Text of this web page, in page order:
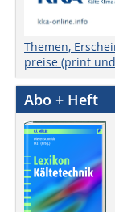
Themen,
preise (print
Abo + Heft